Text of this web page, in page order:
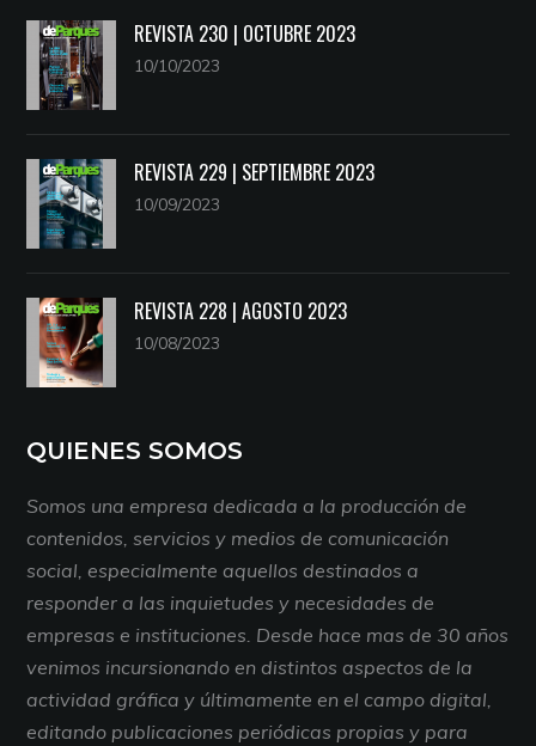
REVISTA 230 | OCTUBRE 2023
10/10/2023
REVISTA 229 | SEPTIEMBRE 2023
10/09/2023
REVISTA 228 | AGOSTO 2023
10/08/2023
QUIENES SOMOS
Somos una empresa dedicada a la producción de
contenidos, servicios y medios de comunicación
social, especialmente aquellos destinados a
responder a las inquietudes y necesidades de
empresas e instituciones. Desde hace mas de 30 años
venimos incursionando en distintos aspectos de la
actividad gráfica y últimamente en el campo digital,
editando publicaciones periódicas propias y para